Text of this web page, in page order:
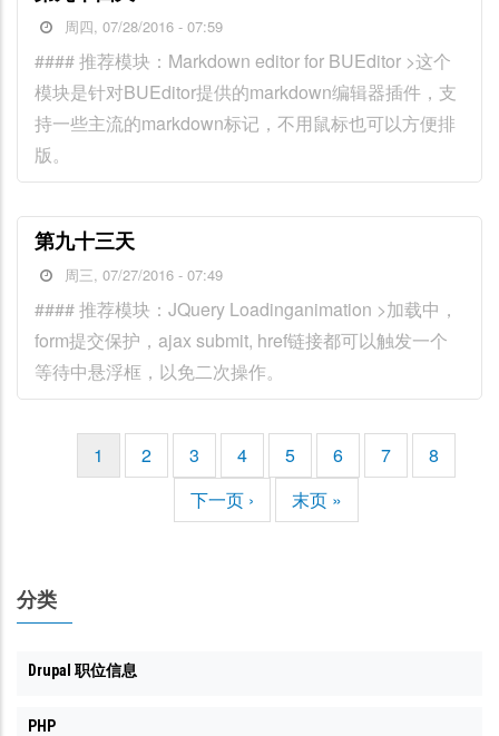
周四, 07/28/2016 - 07:59
#### 推荐模块：Markdown editor for BUEditor >这个
模块是针对BUEditor提供的markdown编辑器插件，支
持一些主流的markdown标记，不用鼠标也可以方便排
版。
第九十三天
周三, 07/27/2016 - 07:49
#### 推荐模块：JQuery Loadinganimation >加载中，
form提交保护，ajax submit, href链接都可以触发一个
等待中悬浮框，以免二次操作。
当
前
1
页
面
2
页
面
3
页
面
4
页
面
5
页
面
6
页
面
7
页
面
8
下
一
下一页 ›
末
页
末页 »
分类
Drupal 职位信息
PHP